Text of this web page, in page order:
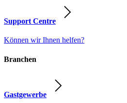
Support Centre
Können wir Ihnen helfen?
Branchen
Gastgewerbe